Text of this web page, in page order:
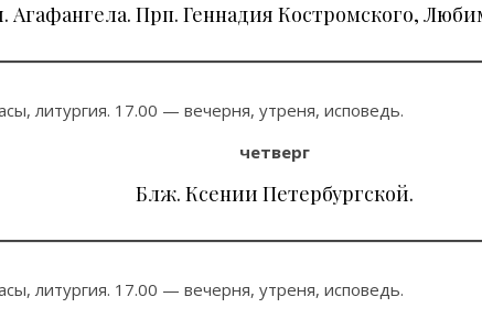
Прп. Геннадия Костромского,
литургия. 17.00 — вечерня, утреня, исповедь.
четверг
Блж. Ксении Петербургской.
литургия. 17.00 — вечерня, утреня, исповедь.